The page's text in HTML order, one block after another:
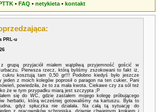
•FAQ •netykieta •kontakt
PRL-u
grupą przyjaciół miałem wątpliwą przyjemność gościć w
Pierwsza rzecz, którą byliśmy zszokowani to fakt iż,
cukru kosztują tam 0,50 gr!!! Podobno kiedyś było jeszcze
jeden z moich kolegów poprosił o paragon na ten cukier, Pani
powiedziła, że to za mała kwota. Ciekawe czy za sól też
że w tym przypadku miarą jest szczypta ;P
się do WC, gdzie zastałem mojego kolegę próbującego
herbatki, którą wcześniej gotowaliśmy na kartuszu. Była to
gdyż spłuczka nie działała. Na całą tą sytuację do
z pracowników schroniska, dziwnie chwiejnym krokiem i